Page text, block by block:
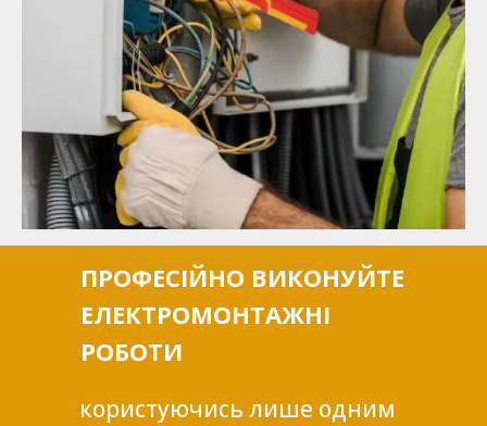
ПРОФЕСІЙНО ВИКОНУЙТЕ
ЕЛЕКТРОМОНТАЖНІ
РОБОТИ
користуючись лише одним